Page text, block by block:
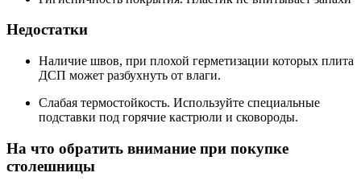
Недостатки
Наличие швов, при плохой герметизации которых плита
ДСП может разбухнуть от влаги.
Слабая термостойкость. Используйте специальные
подставки под горячие кастрюли и сковороды.
На что обратить внимание при покупке
столешницы